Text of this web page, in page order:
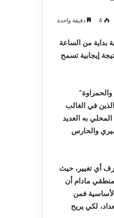
4 دقيقة واحدة
بداية من الساعة
إيجابية تسمح
في الغالب
به العديد
19، ناهيك عن عقوبة غاسيري والحارس
اللقاء والتي لم تعرف أي تغيير، حيث
مادام أن
فمن
لكي يريح
بوهران تخصص فرق لترميم